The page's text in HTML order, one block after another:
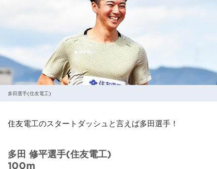
多田選手(住友電工)
住友電工のスタートダッシュと言えば多田選手！
多田 修平選手(住友電工)
100m